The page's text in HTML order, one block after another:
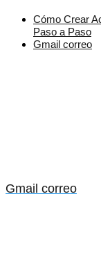
Cómo Crear
Paso a Paso
Gmail correo
Gmail correo